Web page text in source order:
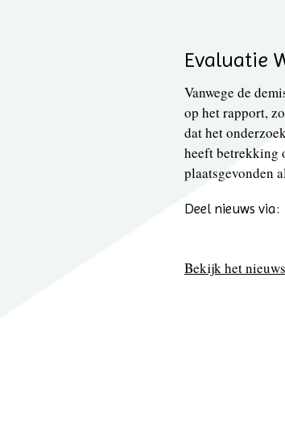
Evaluatie
Vanwege de
op het rapport,
dat het
heeft betrekking
plaatsgevonden
Deel nieuws via:
Bekijk het